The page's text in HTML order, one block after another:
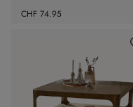
CHF 74.95